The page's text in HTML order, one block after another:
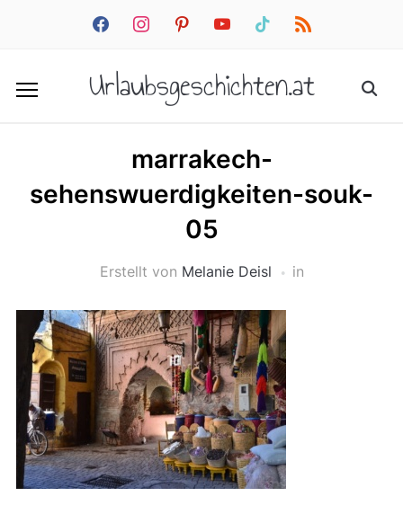
facebookinstagrampinterestyoutube tiktok rss
Urlaubsgeschichten.at
marrakech-
sehenswuerdigkeiten-souk-
05
Erstellt von Melanie Deisl in